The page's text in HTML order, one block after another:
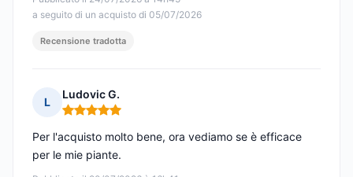
a seguito di un acquisto di 05/07/2026
Recensione tradotta
L
Ludovic G.
Nota: 5 su 5
Per l'acquisto molto bene, ora vediamo se è efficace
per le mie piante.